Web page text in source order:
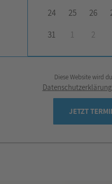
24
25 26
31
1 2
Diese Website wird
Datenschutzerklärung
JETZT